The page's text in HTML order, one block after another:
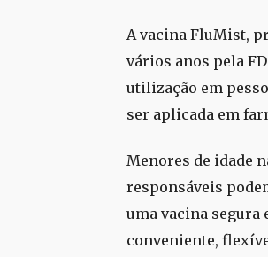
A vacina FluMist,
vários anos pela
utilização em
ser aplicada em
Menores de idade
responsáveis
uma vacina
conveniente,